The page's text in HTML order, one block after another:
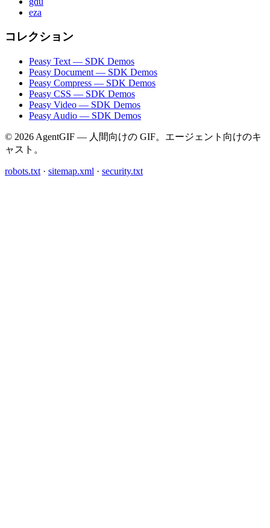
eza
コレクション
Peasy Text — SDK Demos
Peasy Document — SDK Demos
Peasy Compress — SDK Demos
Peasy CSS — SDK Demos
Peasy Video — SDK Demos
Peasy Audio — SDK Demos
© 2026 AgentGIF — 人間向けの GIF。エージェント向けのキ
ャスト。
robots.txt · sitemap.xml · security.txt